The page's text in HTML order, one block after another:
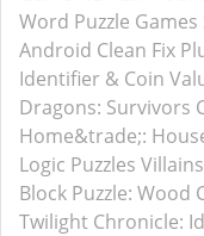
Word Puzzle Games
Android Clean Fix
Identifier & Coin
Dragons: Survivors
Home&trade;:
Logic Puzzles
Block Puzzle: Wood
Twilight Chronicle: